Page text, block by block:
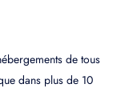
de tous
dans plus de 10